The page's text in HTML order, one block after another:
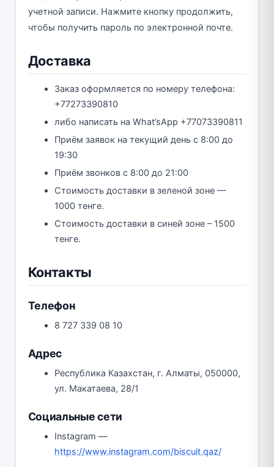
учетной записи. Нажмите кнопку продолжить,
чтобы получить пароль по электронной почте.
Доставка
Заказ оформляется по номеру телефона:
+77273390810
либо написать на What’sApp +77073390811
Приём заявок на текущий день с 8:00 до
19:30
Приём звонков с 8:00 до 21:00
Стоимость доставки в зеленой зоне —
1000 тенге.
Стоимость доставки в синей зоне – 1500
тенге.
Контакты
Телефон
8 727 339 08 10
Адрес
Республика Казахстан, г. Алматы, 050000,
ул. Макатаева, 28/1
Социальные сети
Instagram —
https://www.instagram.com/biscuit.qaz/